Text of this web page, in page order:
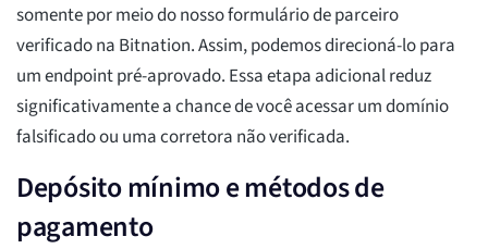
somente por meio do nosso formulário de parceiro
verificado na Bitnation. Assim, podemos direcioná-lo para
um endpoint pré-aprovado. Essa etapa adicional reduz
significativamente a chance de você acessar um domínio
falsificado ou uma corretora não verificada.
Depósito mínimo e métodos de
pagamento